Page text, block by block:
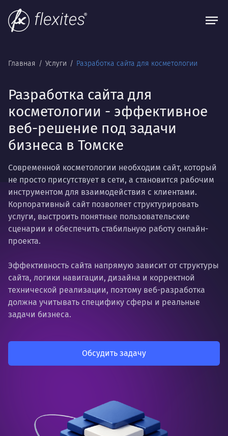
Главная Услуги Разработка сайта для косметологии
Разработка сайта для
косметологии - эффективное
веб-решение под задачи
бизнеса в Томске
Современной косметологии необходим сайт, который
не просто присутствует в сети, а становится рабочим
инструментом для взаимодействия с клиентами.
Корпоративный сайт позволяет структурировать
услуги, выстроить понятные пользовательские
сценарии и обеспечить стабильную работу онлайн-
проекта.
Эффективность сайта напрямую зависит от структуры
сайта, логики навигации, дизайна и корректной
технической реализации, поэтому веб-разработка
должна учитывать специфику сферы и реальные
задачи бизнеса.
Обсудить задачу